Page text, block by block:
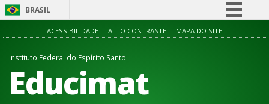
BRASIL
Simplifique!
ACESSIBILIDADE ALTO CONTRASTE MAPA DO SITE
Instituto Federal do Espírito Santo
Educimat